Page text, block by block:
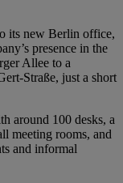
its new Berlin office,
presence in the
Allee to a
Straße, just a short
around 100 desks, a
meeting rooms, and
and informal